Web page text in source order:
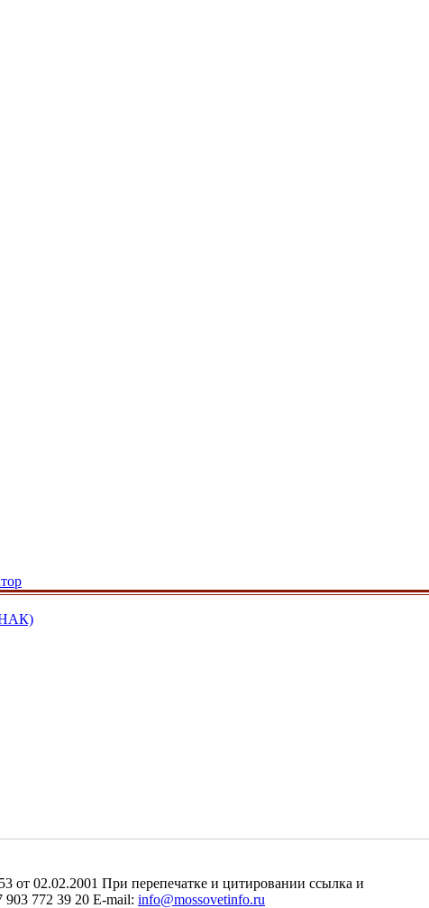
НАК)
02.02.2001 При перепечатке и цитировании ссылка и
772 39 20 E-mail: info@mossovetinfo.ru